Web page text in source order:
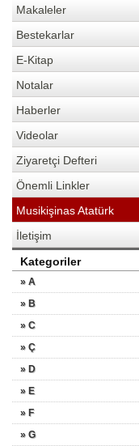
Makaleler
Bestekarlar
E-Kitap
Notalar
Haberler
Videolar
Ziyaretçi Defteri
Önemli Linkler
Musikişinas Atatürk
İletişim
Kategoriler
» A
» B
» C
» Ç
» D
» E
» F
» G